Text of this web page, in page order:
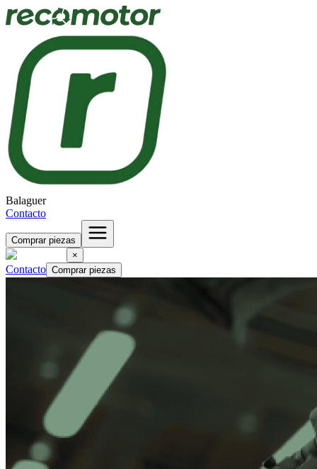
Balaguer
Contacto
Comprar piezas
×
Contacto Comprar piezas